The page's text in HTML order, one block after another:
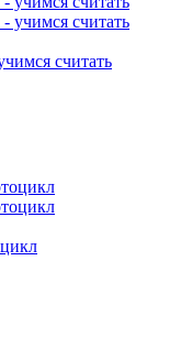
считать